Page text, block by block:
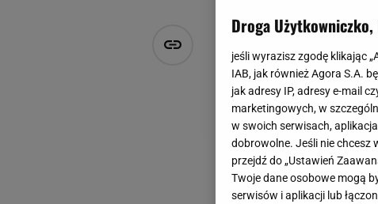
Chcesz
Kosmetyki z
Agata Frączkowicz
9 kwietnia 2025, 16:50
Marka Tołpa od lat
potrzeby skóry. Dwie
Droga
jeśli wyrazisz zgodę klikając
IAB, jak również Agora S.A.
jak adresy IP, adresy e-mail
marketingowych, w
w swoich serwisach,
dobrowolne. Jeśli nie chcesz
przejdź do „Ustawień
Twoje dane osobowe mogą
serwisów i aplikacji lub